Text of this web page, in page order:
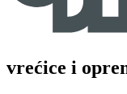
vrećice i